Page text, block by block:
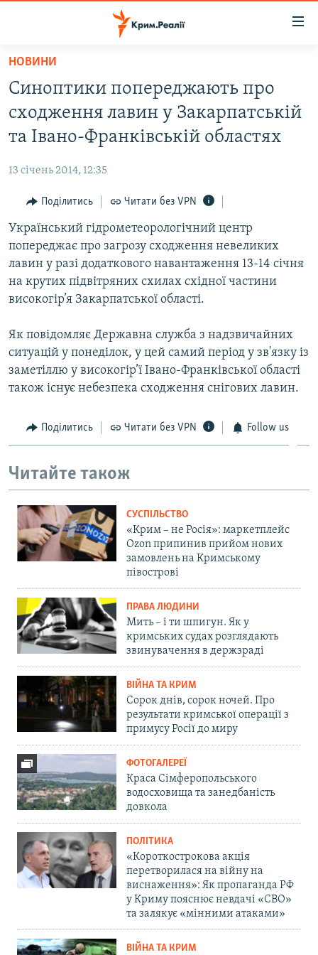
Перейти
основного
матеріалу
Перейти
до
основної
Перейти
пошуку
ВІДЕО ТА ФОТО
БЛОГИ
ПОГЛЯД
ІНТЕРВ'Ю
ВСЕ ЗА ДЕНЬ
СПЕЦПРОЕКТИ
ДЕПОРТАЦІЯ
ВІДЕОУРОКИ «ELIFBE»
СВІДЧЕННЯ ОКУПАЦІЇ
УКРАЇНСЬКА ПРОБЛЕМА КРИМУ
ЯК ОБІЙТИ БЛОКУВАННЯ
Русский
Qırımtatar
Усі сайти RFE/RL
НОВИНИ
Синоптики попереджають про
сходження лавин у Закарпатській
та Івано-Франківській областях
13 січень 2014, 12:35
Поділитись Читати без VPN
Український гідрометеорологічний центр
попереджає про загрозу сходження невеликих
лавин у разі додаткового навантаження 13-14 січня
на крутих підвітряних схилах східної частини
високогір’я Закарпатської області.
Як повідомляє Державна служба з надзвичайних
ситуацій у понеділок, у цей самий період у зв'язку із
заметіллю у високогір’ї Івано-Франківської області
також існує небезпека сходження снігових лавин.
Поділитись Читати без VPN Follow us
Читайте також
СУСПІЛЬСТВО
«Крим – не Росія»: маркетплейс
Ozon припинив прийом нових
замовлень на Кримському
півострові
ПРАВА ЛЮДИНИ
Мить – і ти шпигун. Як у
кримських судах розглядають
звинувачення в держзраді
ВІЙНА ТА КРИМ
Сорок днів, сорок ночей. Про
результати кримської операції з
примусу Росії до миру
ФОТОГАЛЕРЕЇ
Краса Сімферопольського
водосховища та занедбаність
довкола
ПОЛІТИКА
«Короткострокова акція
перетворилася на війну на
виснаження»: Як пропаганда РФ
у Криму пояснює невдачі «СВО»
та залякує «мінними атаками»
ВІЙНА ТА КРИМ